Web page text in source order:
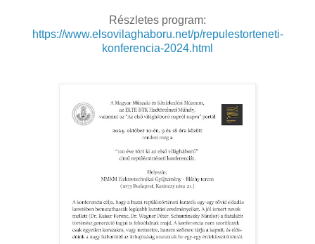
Részletes program:
https://www.elsovilaghaboru.net/p/repulestorteneti-
konferencia-2024.html